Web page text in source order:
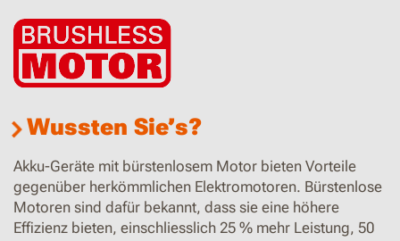
Wussten Sie’s?
Akku-Geräte mit bürstenlosem Motor bieten Vorteile
gegenüber herkömmlichen Elektromotoren. Bürstenlose
Motoren sind dafür bekannt, dass sie eine höhere
Effizienz bieten, einschliesslich 25 % mehr Leistung, 50